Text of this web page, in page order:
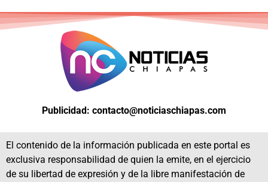
Publicidad: contacto@noticiaschiapas.com
El contenido de la información publicada en este portal es
exclusiva responsabilidad de quien la emite, en el ejercicio
de su libertad de expresión y de la libre manifestación de